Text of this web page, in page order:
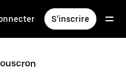
S'inscrire